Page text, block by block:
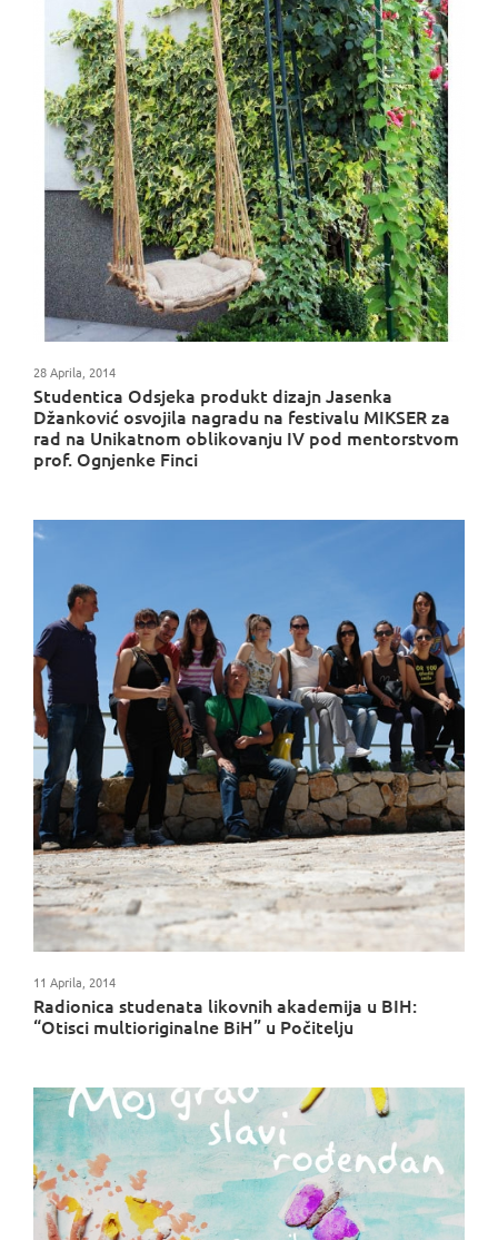
Studentica Odsjeka produkt dizajn Jasenka
Džanković osvojila nagradu na festivalu MIKSER za
rad na Unikatnom oblikovanju IV pod mentorstvom
prof. Ognjenke Finci
28 Aprila, 2014
Radionica studenata likovnih akademija u BIH:
“Otisci multioriginalne BiH” u Počitelju
11 Aprila, 2014